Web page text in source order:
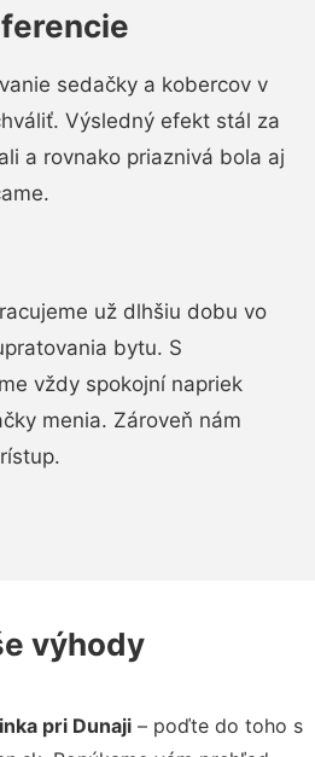
sedačky a kobercov v
Výsledný efekt stál za
a rovnako priaznivá bola aj
už dlhšiu dobu vo
bytu. S
vždy spokojní napriek
menia. Zároveň nám
výhody
pri Dunaji– poďte do toho s